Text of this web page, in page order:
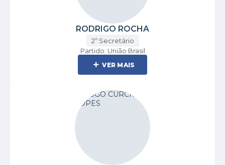
RODRIGO ROCHA
2º Secretário
Partido: União Brasil
VER MAIS